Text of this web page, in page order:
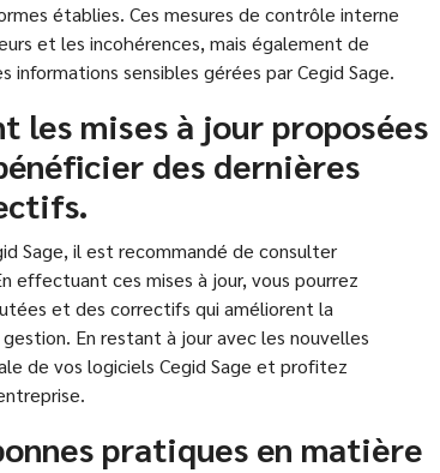
établies. Ces mesures de contrôle interne
et les incohérences, mais également de
sensibles gérées par Cegid Sage.
les mises à jour proposées
des dernières
Sage, il est recommandé de consulter
effectuant ces mises à jour, vous pourrez
et des correctifs qui améliorent la
En restant à jour avec les nouvelles
de vos logiciels Cegid Sage et profitez
pratiques en matière